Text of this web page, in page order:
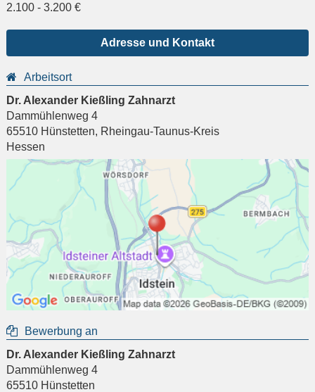
2.100 - 3.200 €
Adresse und Kontakt
Arbeitsort
Dr. Alexander Kießling Zahnarzt
Dammühlenweg 4
65510 Hünstetten, Rheingau-Taunus-Kreis
Hessen
Bewerbung an
Dr. Alexander Kießling Zahnarzt
Dammühlenweg 4
65510 Hünstetten